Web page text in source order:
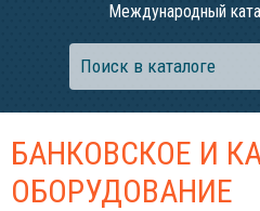
Международный
БАНКОВСКОЕ И
ОБОРУДОВАНИЕ